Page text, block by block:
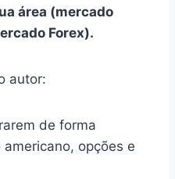
área (mercado
Forex).
autor:
de forma
opções e